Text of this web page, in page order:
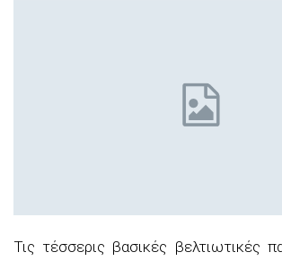
Τις τέσσερις βασικές βελτιωτικές